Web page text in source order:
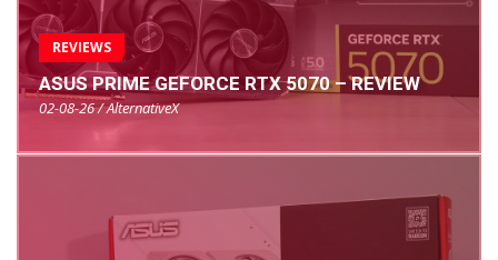
REVIEWS
ASUS PRIME GEFORCE RTX 5070 – REVIEW
02-08-26 / AlternativeX